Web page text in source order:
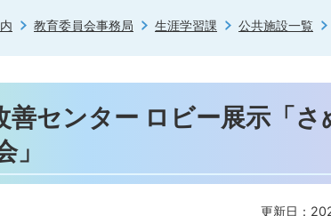
教育委員会事務局 生涯学習課 公共施設一覧
善センター ロビー展示「さ
」
更新日：